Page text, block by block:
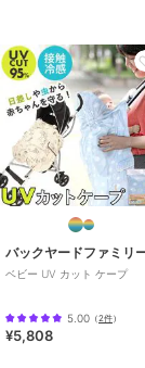
3.バンパーバーの
5.電池ボックスを
6.電池ボックスの
みに合わせて調整
【注意事項】
・油、ほこり、溶
変色、変形、破損
・殺虫剤をかけた
変色、変形、破損
・生地がぬれてい
衣類の種類によっ
・製品の上で飛
破損の原因になり
・ケーブルの差込
バックヤードファミリ
ベビー UV カット ケープ
5.00 （2件）
¥5,808